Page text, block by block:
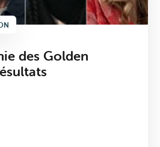
des Golden